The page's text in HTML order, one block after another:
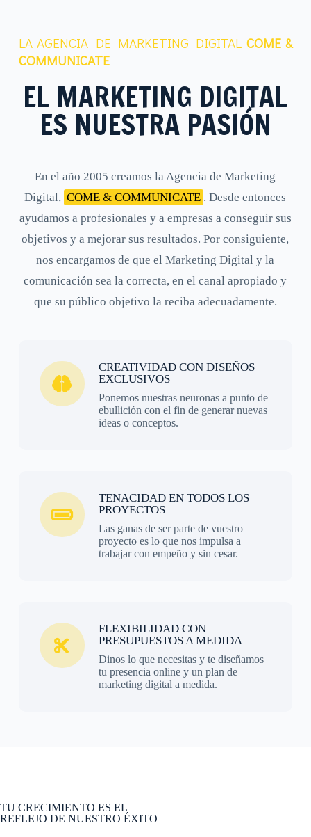
LA AGENCIA DE MARKETING DIGITAL COME &
COMMUNICATE
EL MARKETING DIGITAL
ES NUESTRA PASIÓN
En el año 2005 creamos la Agencia de Marketing
Digital, COME & COMMUNICATE . Desde entonces
ayudamos a profesionales y a empresas a conseguir sus
objetivos y a mejorar sus resultados. Por consiguiente,
nos encargamos de que el Marketing Digital y la
comunicación sea la correcta, en el canal apropiado y
que su público objetivo la reciba adecuadamente.
CREATIVIDAD CON DISEÑOS
EXCLUSIVOS
Ponemos nuestras neuronas a punto de
ebullición con el fin de generar nuevas
ideas o conceptos.
TENACIDAD EN TODOS LOS
PROYECTOS
Las ganas de ser parte de vuestro
proyecto es lo que nos impulsa a
trabajar con empeño y sin cesar.
FLEXIBILIDAD CON
PRESUPUESTOS A MEDIDA
Dinos lo que necesitas y te diseñamos
tu presencia online y un plan de
marketing digital a medida.
TU CRECIMIENTO ES EL
REFLEJO DE NUESTRO ÉXITO